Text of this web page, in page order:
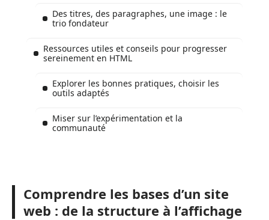
Des titres, des paragraphes, une image : le
trio fondateur
Ressources utiles et conseils pour progresser
sereinement en HTML
Explorer les bonnes pratiques, choisir les
outils adaptés
Miser sur l’expérimentation et la
communauté
Comprendre les bases d’un site
web : de la structure à l’affichage